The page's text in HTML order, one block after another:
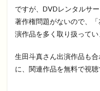
ですが、DVDレンタルサ
著作権問題がないので、
演作品を多く取り扱ってい
生田斗真さん出演作品も
に、関連作品を無料で視